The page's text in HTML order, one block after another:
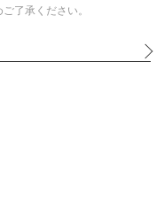
了承ください。